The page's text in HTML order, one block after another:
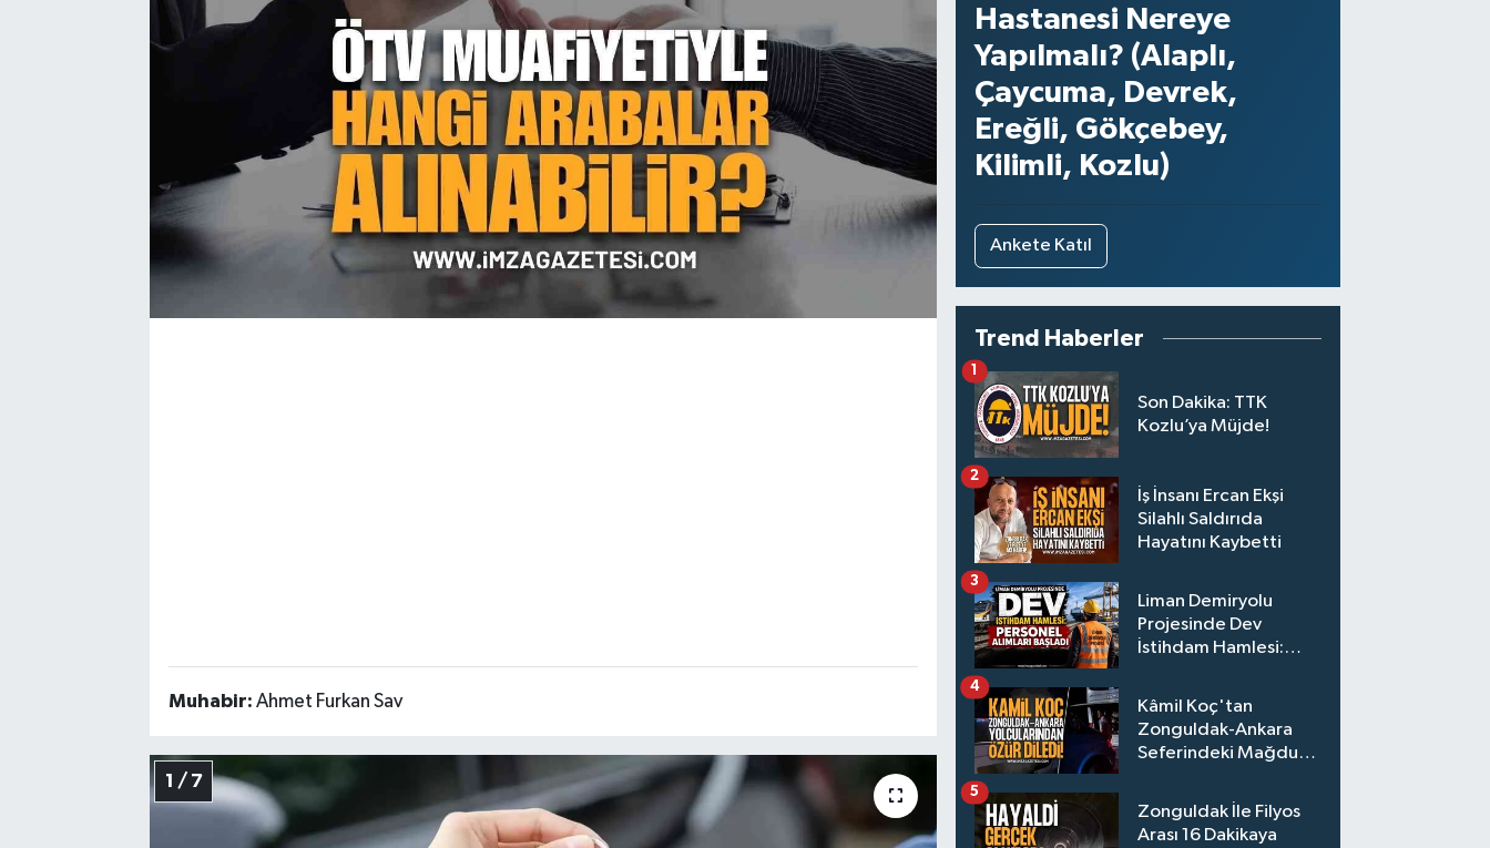
Muhabir: Ahmet Furkan Sav
1 / 7
Hastanesi Nereye
Yapılmalı? (Alaplı,
Çaycuma, Devrek,
Ereğli, Gökçebey,
Kilimli, Kozlu)
Ankete Katıl
Trend Haberler
Son Dakika: TTK
Kozlu’ya Müjde!
1
İş İnsanı Ercan Ekşi
Silahlı Saldırıda
Hayatını Kaybetti
2
Liman Demiryolu
Projesinde Dev
İstihdam Hamlesi:
3
Kâmil Koç'tan
Zonguldak-Ankara
Seferindeki Mağdur
4
Zonguldak İle Filyos
Arası 16 Dakikaya
5